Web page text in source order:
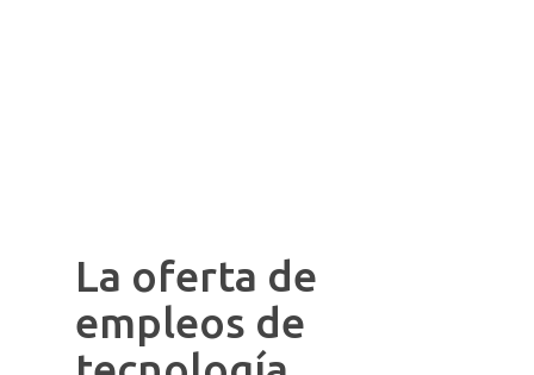
La oferta de
empleos de